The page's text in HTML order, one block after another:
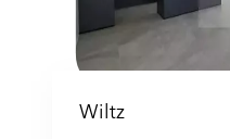
Wiltz